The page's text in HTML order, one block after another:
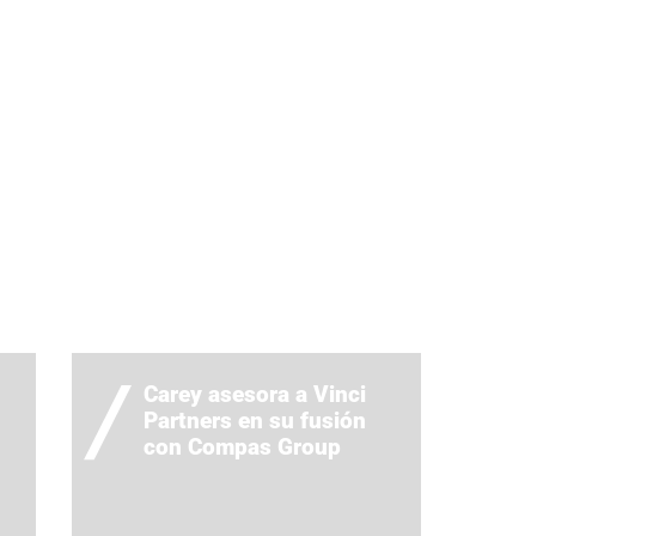
Carey asesora a Vinci
Partners en su fusión
con Compas Group